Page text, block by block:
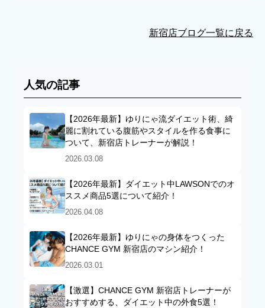
新宿店ブログ一覧に戻る
人気の記事
【2026年最新】ゆりにゃ流ダイエット術、綺
麗に割れている腹筋やスタイルを作る食事に
ついて、新宿店トレーナーが解説！
2026.03.08
【2026年最新】ダイエット中LAWSONでのオ
ススメ商品5選について紹介！
2026.04.08
【2026年最新】ゆりにゃの身体をつくった
CHANCE GYM 新宿店のマシン紹介！
2026.03.01
【激選】CHANCE GYM 新宿店トレーナーが
おすすめする、ダイエット中の外食5選！